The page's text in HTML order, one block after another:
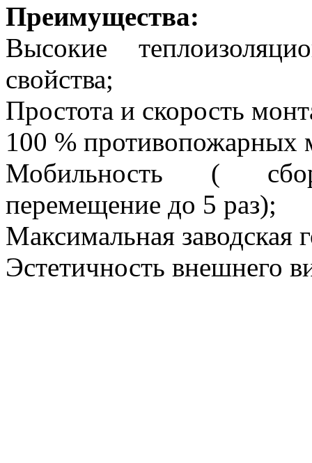
Преимущества:
Высокие
свойства;
Простота и скорость
100 % противопожарных
Мобильность (
перемещение до 5 раз);
Максимальная заводская
Эстетичность внешнего